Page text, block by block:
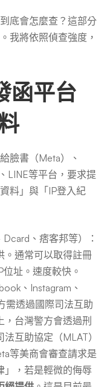
底會怎麼查？這部分
我將依照偵查強度，
函平台
臉書（Meta）、
LINE等平台，要求提
料」與「IP登入紀
Dcard、痞客邦等）：
。通常可以取得註冊
址。速度較快。
、Instagram、
需透過國際司法互助
，台灣警方會透過刑
互助協定（MLAT）
等美商會審查請求是
」，若是輕微的侮辱